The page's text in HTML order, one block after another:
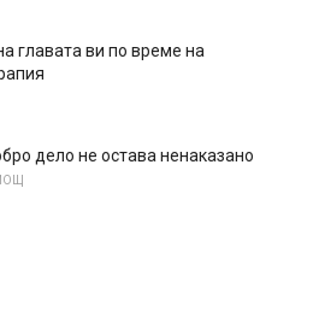
главата ви по време на
дело не остава ненаказано